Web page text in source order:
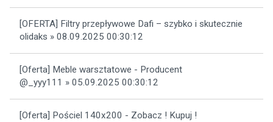
[OFERTA] Filtry przepływowe Dafi – szybko i skutecznie
olidaks » 08.09.2025 00:30:12
[Oferta] Meble warsztatowe - Producent
@_yyy111 » 05.09.2025 00:30:12
[Oferta] Pościel 140x200 - Zobacz ! Kupuj !